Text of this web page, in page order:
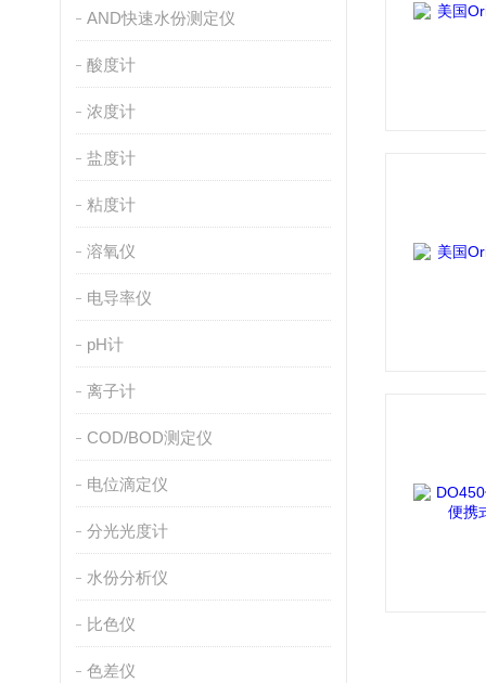
AND快速水份测定仪
酸度计
浓度计
盐度计
粘度计
溶氧仪
电导率仪
pH计
离子计
COD/BOD测定仪
电位滴定仪
分光光度计
水份分析仪
比色仪
色差仪